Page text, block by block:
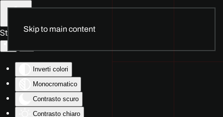
Strumenti di accessibilità
Inverti colori
Monocromatico
Contrasto scuro
Contrasto chiaro
Skip to main content